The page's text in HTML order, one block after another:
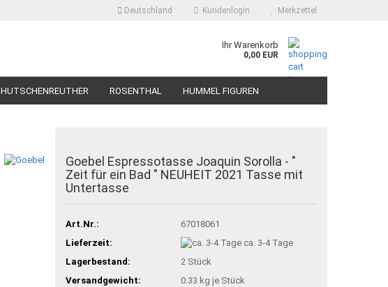
Deutschland Kundenlogin Merkzettel
Ihr Warenkorb
0,00 EUR
HUTSCHENREUTHER ROSENTHAL HUMMEL FIGUREN
Goebel Espressotasse Joaquin Sorolla - "
Zeit für ein Bad " NEUHEIT 2021 Tasse mit
Untertasse
Art.Nr.:
67018061
Lieferzeit:
ca. 3-4 Tage
Lagerbestand:
2 Stück
Versandgewicht:
0.33 kg je Stück